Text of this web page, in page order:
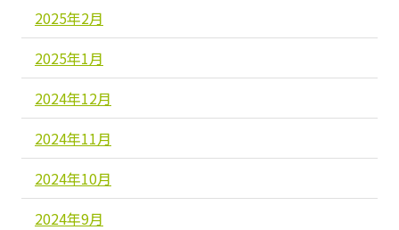
2025年2月
2025年1月
2024年12月
2024年11月
2024年10月
2024年9月